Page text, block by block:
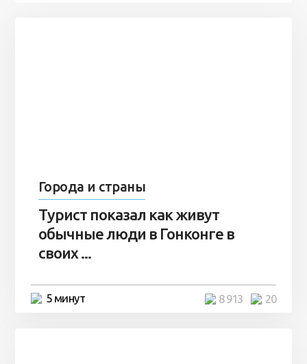
Города и страны
Турист показал как живут
обычные люди в Гонконге в
своих ...
5 минут 20
8 913